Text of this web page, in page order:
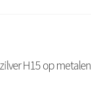
H15 op metalen